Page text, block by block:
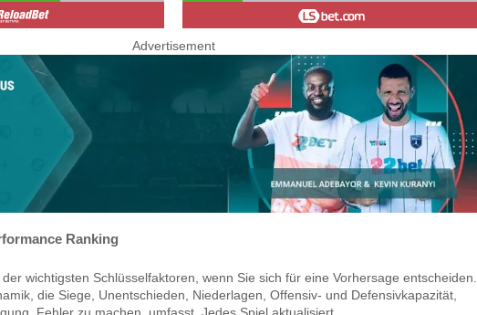
Advertisement
Ranking
wichtigsten Schlüsselfaktoren, wenn Sie sich für eine Vorhersage entscheiden.
die Siege, Unentschieden, Niederlagen, Offensiv- und Defensivkapazität,